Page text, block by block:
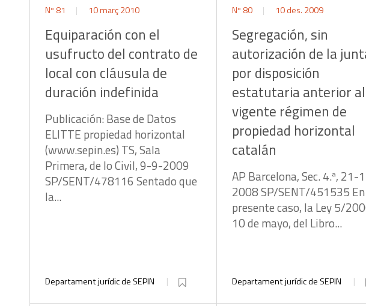
Nº 81
10 març 2010
Equiparación con el
usufructo del contrato de
local con cláusula de
duración indefinida
Publicación: Base de Datos
ELITTE propiedad horizontal
(www.sepin.es) TS, Sala
Primera, de lo Civil, 9-9-2009
SP/SENT/478116 Sentado que
la...
Departament jurídic de SEPIN
Nº 80
10 des. 2009
Segregación, sin
autorización de la
por disposición
estatutaria anterior al
vigente régimen de
propiedad horizontal
catalán
AP Barcelona, Sec. 4.ª, 21-
2008 SP/SENT/451535
presente caso, la Ley 5/
10 de mayo, del Libro...
Departament jurídic de SEPIN